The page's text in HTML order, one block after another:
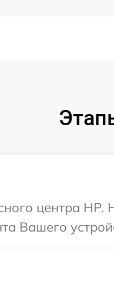
центра
Вашего